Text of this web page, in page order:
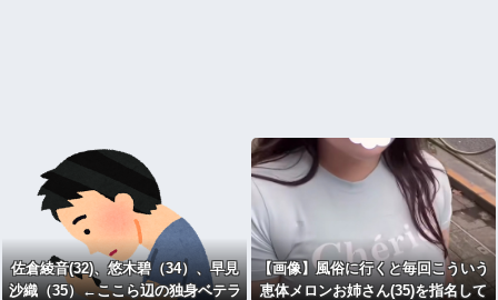
佐倉綾音(32)、悠木碧（34）、早見
沙織（35）←ここら辺の独身ベテラ
【画像】風俗に行くと毎回こういう
恵体メロンお姉さん(35)を指名して